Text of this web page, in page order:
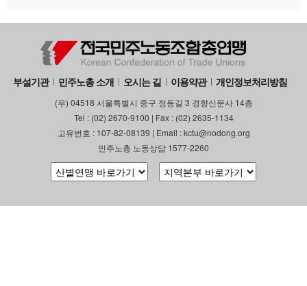
부설기관 민주노총 소개 오시는 길 이용약관 개인정보처리방침
(우) 04518 서울특별시 중구 정동길 3 경향신문사 14층
Tel : (02) 2670-9100 | Fax : (02) 2635-1134
고유번호 : 107-82-08139 | Email : kctu@nodong.org
민주노총 노동상담 1577-2260